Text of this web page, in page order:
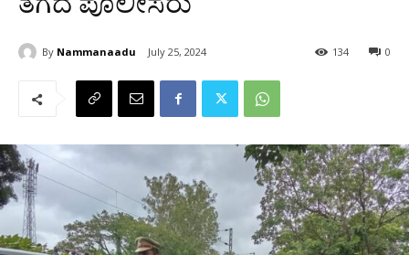
By Nammanaadu July 25, 2024 0
134